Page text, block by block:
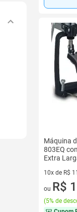
Máquina
803EQ
Extra
10x de R$
10 vez de
ou R$
(5% de